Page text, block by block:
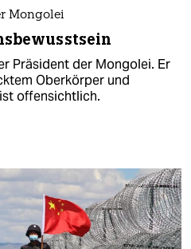
Mongolei
Präsident der Mongolei. Er
Oberkörper und
offensichtlich.